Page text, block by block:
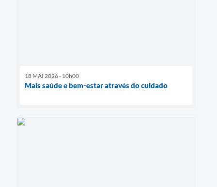
18 MAI 2026 - 10h00
Mais saúde e bem-estar através do cuidado